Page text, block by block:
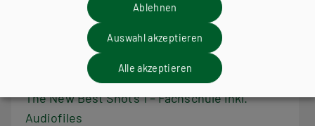
The New Best Shots 1 – Fachschule inkl.
Audiofiles
Ablehnen
Auswahl akzeptieren
Alle akzeptieren